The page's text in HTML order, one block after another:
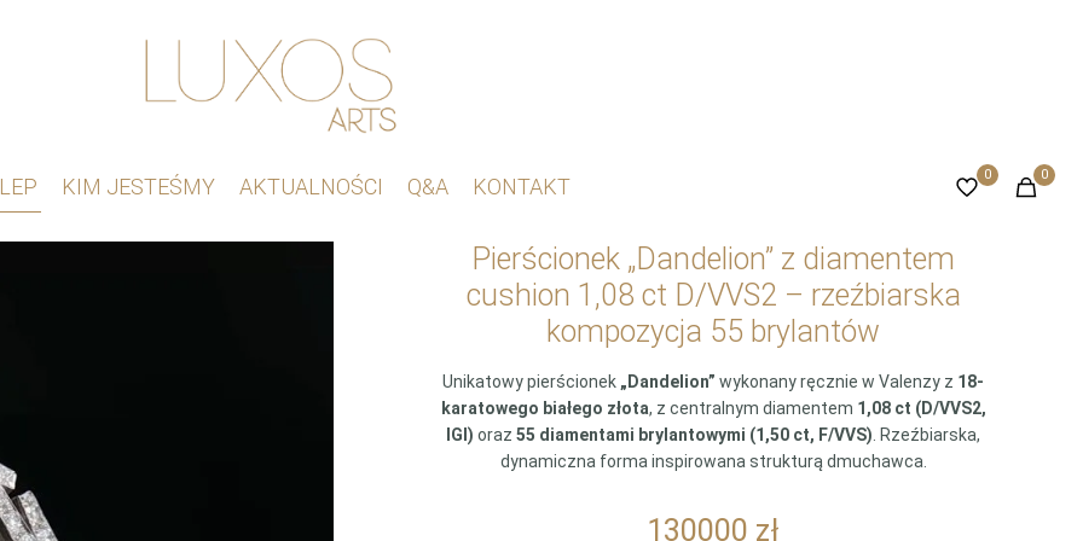
KIM JESTEŚMY AKTUALNOŚCI Q&A KONTAKT 0 0
Pierścionek „Dandelion” z diamentem
cushion 1,08 ct D/VVS2 – rzeźbiarska
kompozycja 55 brylantów
Unikatowy pierścionek „Dandelion” wykonany ręcznie w Valenzy z 18-
karatowego białego złota, z centralnym diamentem 1,08 ct (D/VVS2,
IGI) oraz 55 diamentami brylantowymi (1,50 ct, F/VVS) . Rzeźbiarska,
dynamiczna forma inspirowana strukturą dmuchawca.
130000 zł